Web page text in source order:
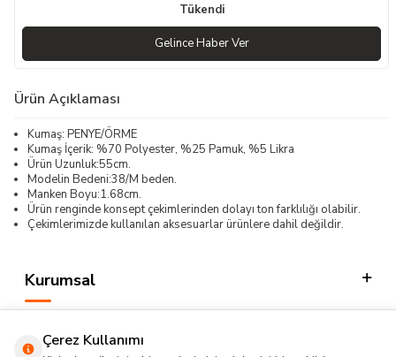
Tükendi
Gelince Haber Ver
Ürün Açıklaması
Kumaş: PENYE/ÖRME
Kumaş İçerik: %70 Polyester, %25 Pamuk, %5 Likra
Ürün Uzunluk:55cm.
Modelin Bedeni:38/M beden.
Manken Boyu:1.68cm.
Ürün renginde konsept çekimlerinden dolayı ton farklılığı olabilir.
Çekimlerimizde kullanılan aksesuarlar ürünlere dahil değildir.
Kurumsal
Çerez Kullanımı